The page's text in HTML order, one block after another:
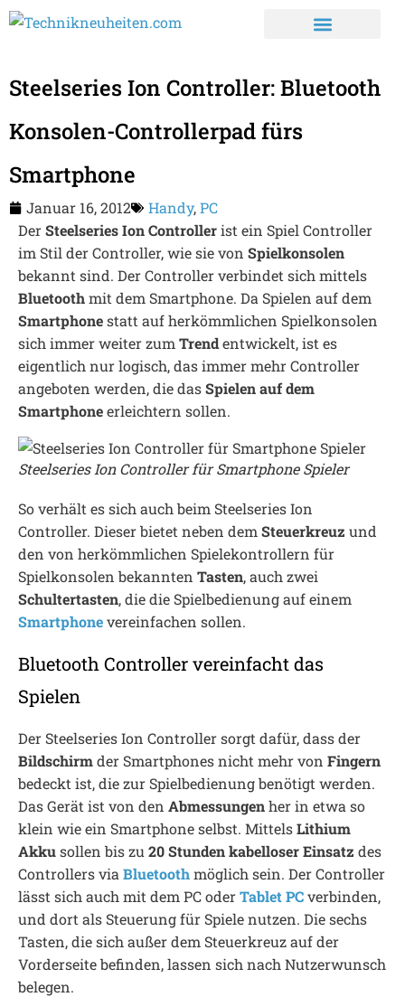
Steelseries Ion Controller: Bluetooth
Konsolen-Controllerpad fürs
Smartphone
Januar 16, 2012 Handy,PC
DerSteelseries Ion Controllerist ein Spiel Controller
im Stil der Controller, wie sie von Spielkonsolen
bekannt sind. Der Controller verbindet sich mittels
Bluetoothmit dem Smartphone. Da Spielen auf dem
Smartphonestatt auf herkömmlichen Spielkonsolen
sich immer weiter zum Trendentwickelt, ist es
eigentlich nur logisch, das immer mehr Controller
angeboten werden, die dasSpielen auf dem
Smartphoneerleichtern sollen.
Steelseries Ion Controller für Smartphone Spieler
So verhält es sich auch beim Steelseries Ion
Controller. Dieser bietet neben dem Steuerkreuz und
den von herkömmlichen Spielekontrollern für
Spielkonsolen bekannten Tasten, auch zwei
Schultertasten, die die Spielbedienung auf einem
Smartphonevereinfachen sollen.
Bluetooth Controller vereinfacht das
Spielen
Der Steelseries Ion Controller sorgt dafür, dass der
Bildschirmder Smartphones nicht mehr von Fingern
bedeckt ist, die zur Spielbedienung benötigt werden.
Das Gerät ist von den Abmessungenher in etwa so
klein wie ein Smartphone selbst. MittelsLithium
Akkusollen bis zu 20 Stunden kabelloser Einsatz des
Controllers via Bluetoothmöglich sein. Der Controller
lässt sich auch mit dem PC oderTablet PCverbinden,
und dort als Steuerung für Spiele nutzen. Die sechs
Tasten, die sich außer dem Steuerkreuz auf der
Vorderseite befinden, lassen sich nach Nutzerwunsch
belegen.